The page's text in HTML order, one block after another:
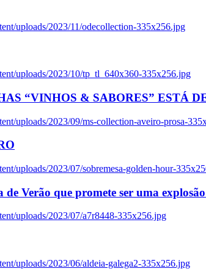
uploads/2023/11/odecollection-335x256.jpg
uploads/2023/10/tp_tl_640x360-335x256.jpg
“VINHOS & SABORES” ESTÁ
uploads/2023/09/ms-collection-aveiro-prosa-
uploads/2023/07/sobremesa-golden-hour-
Verão que promete ser uma
uploads/2023/07/a7r8448-335x256.jpg
uploads/2023/06/aldeia-galega2-335x256.jpg